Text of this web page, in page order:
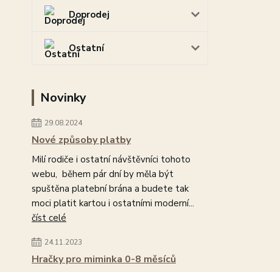
Doprodej
Ostatní
Novinky
29.08.2024
Nové způsoby platby
Milí rodiče i ostatní návštěvníci tohoto
webu, během pár dní by měla být
spuštěna platební brána a budete tak
moci platit kartou i ostatními moderní...
číst celé
24.11.2023
Hračky pro miminka 0-8 měsíců